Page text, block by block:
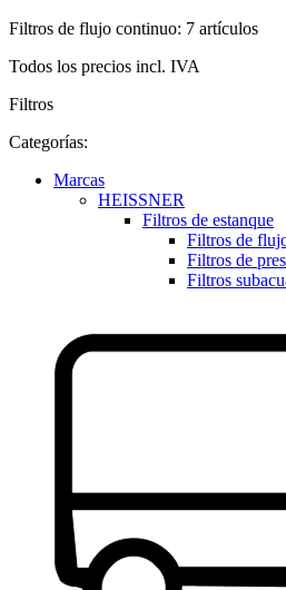
Filtros de flujo continuo: 7 artículos
Todos los precios incl. IVA
Filtros
Categorías:
Marcas
HEISSNER
Filtros de estanque
Filtros de
Filtros de
Filtros